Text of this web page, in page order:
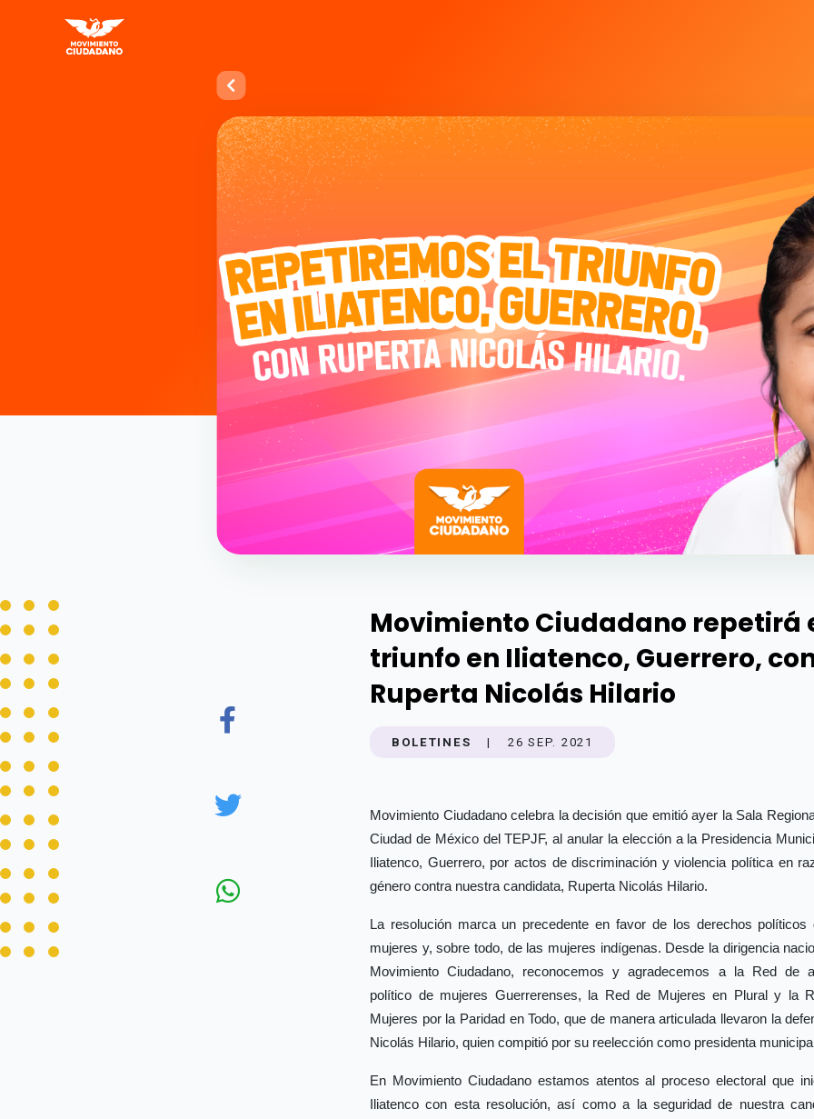
Movimiento Ciudadano repetirá
triunfo en Iliatenco, Guerrero,
Ruperta Nicolás Hilario
BOLETINES | 26 SEP. 2021
Movimiento Ciudadano celebra la decisión que emitió ayer la Sala
Ciudad de México del TEPJF, al anular la elección a la Presidencia
Iliatenco, Guerrero, por actos de discriminación y violencia política en
género contra nuestra candidata, Ruperta Nicolás Hilario.
La resolución marca un precedente en favor de los derechos políticos
mujeres y, sobre todo, de las mujeres indígenas. Desde la dirigencia
Movimiento Ciudadano, reconocemos y agradecemos a la Red de
político de mujeres Guerrerenses, la Red de Mujeres en Plural y la
Mujeres por la Paridad en Todo, que de manera articulada llevaron la
Nicolás Hilario, quien compitió por su reelección como presidenta
En Movimiento Ciudadano estamos atentos al proceso electoral que
Iliatenco con esta resolución, así como a la seguridad de nuestra